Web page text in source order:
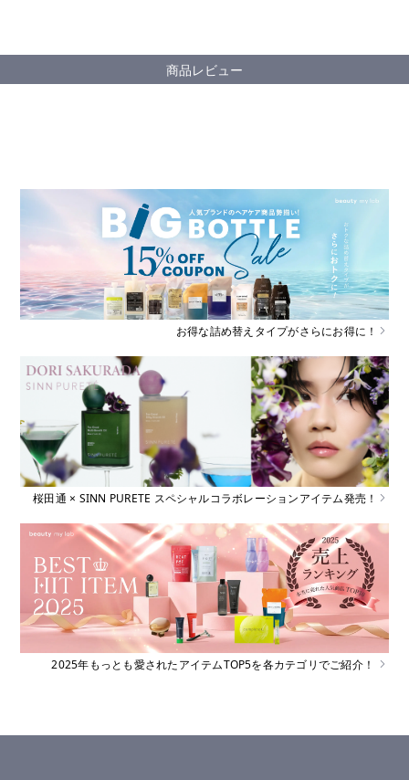
商品レビュー
お得な詰め替えタイプがさらにお得に！
桜田通 × SINN PURETE スペシャルコラボレーションアイテム発売！
2025年もっとも愛されたアイテムTOP5を各カテゴリでご紹介！